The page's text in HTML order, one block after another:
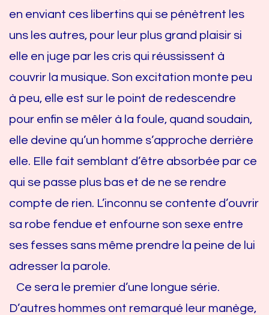
en enviant ces libertins qui se pénètrent les
uns les autres, pour leur plus grand plaisir si
elle en juge par les cris qui réussissent à
couvrir la musique. Son excitation monte peu
à peu, elle est sur le point de redescendre
pour enfin se mêler à la foule, quand soudain,
elle devine qu’un homme s’approche derrière
elle. Elle fait semblant d’être absorbée par ce
qui se passe plus bas et de ne se rendre
compte de rien. L’inconnu se contente d’ouvrir
sa robe fendue et enfourne son sexe entre
ses fesses sans même prendre la peine de lui
adresser la parole.
Ce sera le premier d’une longue série.
D’autres hommes ont remarqué leur manège,